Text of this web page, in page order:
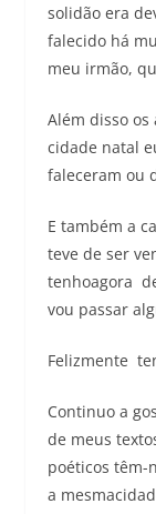
solidão era
falecido há
meu irmão,
Além disso
cidade natal
faleceram ou
E também a
teve de ser
tenhoagora
vou passar
Felizmente
Continuo a
de meus
poéticos têm-
a